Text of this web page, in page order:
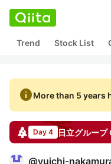
Trend Stock List
infoMore than 5 years
Day 4 日立グループ
@yuichi-